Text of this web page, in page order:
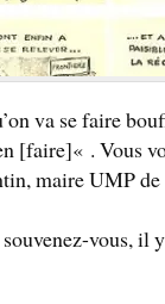
va se faire
[faire]« . Vous
maire UMP
vous, il